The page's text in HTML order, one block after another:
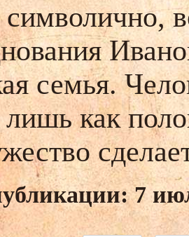
семья.
лишь как
7